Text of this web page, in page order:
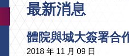
最新消息
體院與城大簽署合
2018 年 11 月 09 日